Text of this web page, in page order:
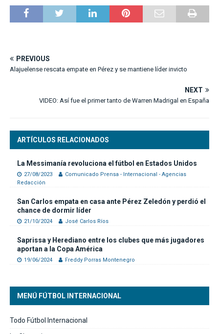
PREVIOUS
Alajuelense rescata empate en Pérez y se mantiene líder invicto
NEXT
VIDEO: Así fue el primer tanto de Warren Madrigal en España
ARTÍCULOS RELACIONADOS
La Messimanía revoluciona el fútbol en Estados Unidos
27/08/2023
Comunicado Prensa - Internacional - Agencias
Redacción
San Carlos empata en casa ante Pérez Zeledón y perdió el
chance de dormir líder
21/10/2024 José Carlos Ríos
Saprissa y Herediano entre los clubes que más jugadores
aportan a la Copa América
19/06/2024 Freddy Porras Montenegro
MENÚ FÚTBOL INTERNACIONAL
Todo Fútbol Internacional